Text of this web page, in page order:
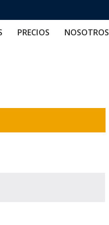
PRECIOS NOSOTROS